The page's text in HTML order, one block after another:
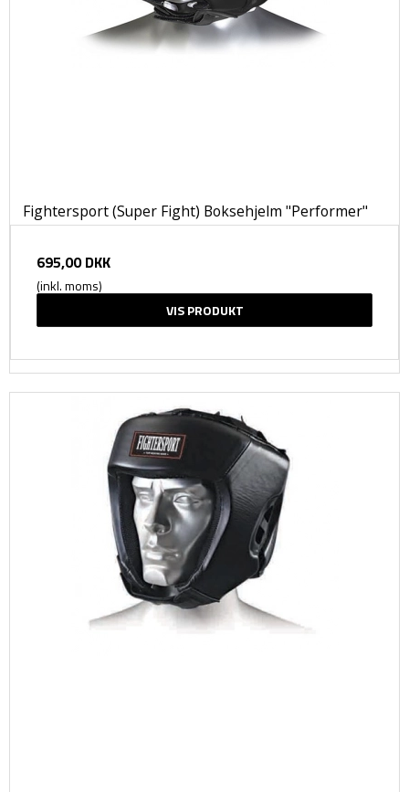
Fightersport (Super Fight) Boksehjelm "Performer"
695,00 DKK
(inkl. moms)
VIS PRODUKT